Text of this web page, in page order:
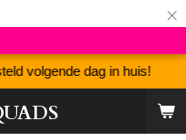
×
volgende dag in huis!